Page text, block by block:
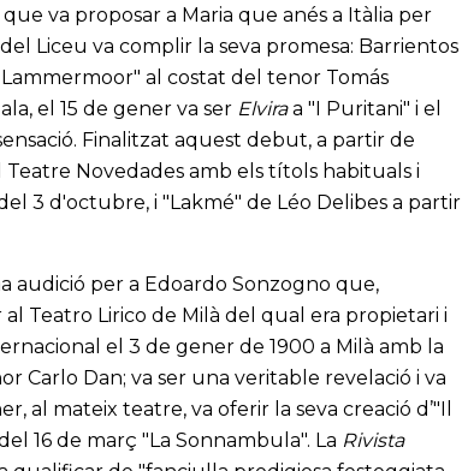
va proposar a Maria que anés a Itàlia per
Liceu va complir la seva promesa: Barrientos
al costat del tenor Tomás
el 15 de gener va ser Elviraa "I Puritani" i el
Finalitzat aquest debut, a partir de
Novedades amb els títols habituals i
3 d'octubre, i "Lakmé" de Léo Delibes a partir
audició per a Edoardo Sonzogno que,
Teatro Lirico de Milà del qual era propietari i
el 3 de gener de 1900 a Milà amb la
Carlo Dan; va ser una veritable revelació i va
al mateix teatre, va oferir la seva creació d’"Il
16 de març "La Sonnambula". La Rivista